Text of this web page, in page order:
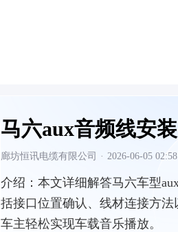
马六aux音频线安装
廊坊恒讯电缆有限公司 · 2026-06-05
介绍： 本文详细解答马六车型
括接口位置确认、线材连接方
车主轻松实现车载音乐播放。